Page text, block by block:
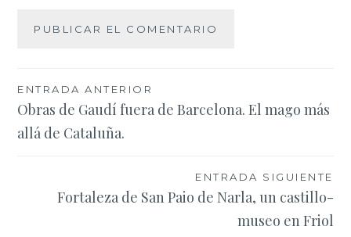
Navegación
de
ENTRADA ANTERIOR
Obras de Gaudí fuera de Barcelona. El mago más
allá de Cataluña.
ENTRADA SIGUIENTE
Fortaleza de San Paio de Narla, un castillo-
museo en Friol